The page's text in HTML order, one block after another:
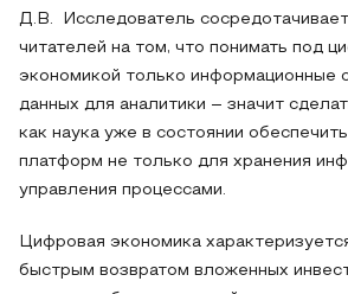
Д.В. Исследователь
читателей на том, что понимать под
экономикой только информационные
данных для аналитики – значит
как наука уже в состоянии
платформ не только для хранения
управления процессами.
Цифровая экономика
быстрым возвратом вложенных